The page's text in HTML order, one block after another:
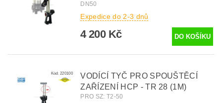
DN50
Expedice do 2-3 dnů
4 200 Kč
Kód:220100
VODÍCÍ TYČ PRO SPOUŠTĚCÍ
ZAŘÍZENÍ HCP - TR 28 (1M)
PRO SZ: T2-50